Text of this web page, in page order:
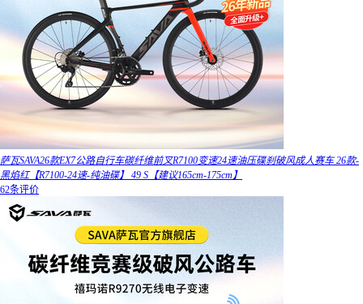
萨瓦SAVA26款EX7公路自行车碳纤维前叉R7100变速24速油压碟刹破风成人赛车 26款-
黑焰红【R7100-24速-纯油碟】 49 S【建议165cm-175cm】
62条评价